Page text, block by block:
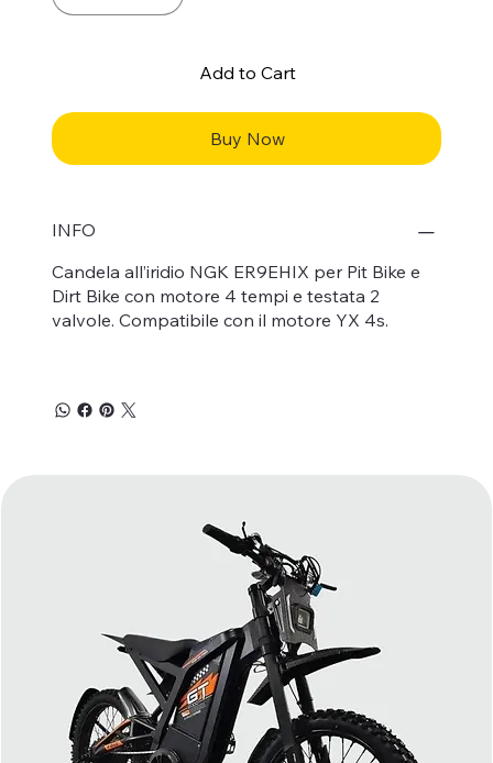
Add to Cart
Buy Now
INFO
Candela all’iridio NGK ER9EHIX per Pit Bike e
Dirt Bike con motore 4 tempi e testata 2
valvole. Compatibile con il motore YX 4s.